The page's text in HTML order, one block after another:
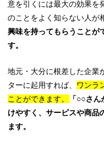
意を引くには最大の効果を
のことをよく知らない人が
興味を持ってもらうことが
す。
地元・大分に根差した企業
ターに起用すれば、
ワンラ
ことができます。
「○○さ
けやすく、サービスや商品
ます。